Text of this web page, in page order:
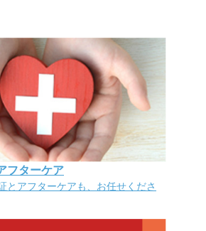
フターケア
とアフターケアも、お任せくださ